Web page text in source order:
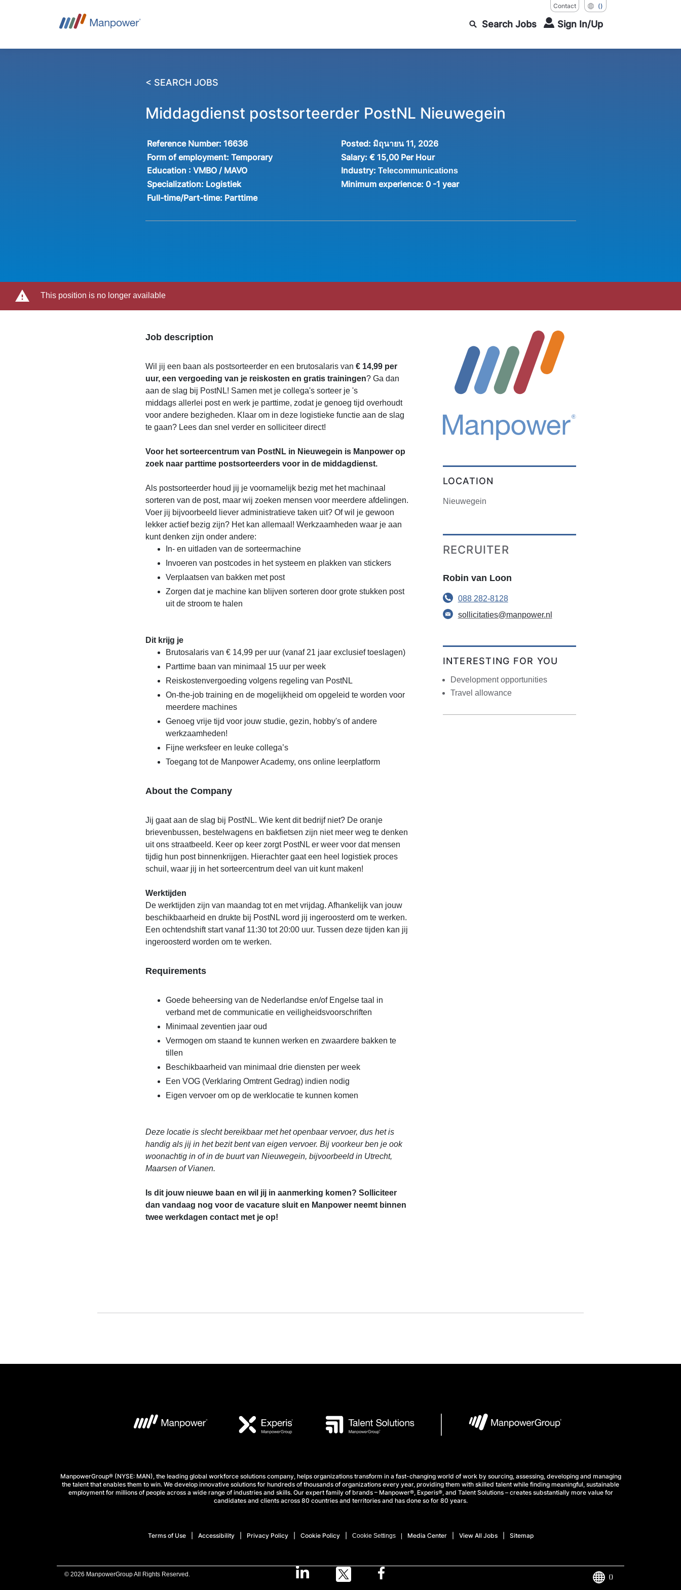
Contact ()
Search Jobs Sign In/Up
< SEARCH JOBS
Middagdienst postsorteerder PostNL Nieuwegein
Reference Number: 16636 Posted: มิถุนายน 11, 2026
Form of employment:Temporary Salary: € 15,00 Per Hour
Education : VMBO / MAVO Industry: Telecommunications
Specialization: Logistiek Minimum experience: 0 -1 year
Full-time/Part-time: Parttime
This position is no longer available
Job description
Wil jij een baan als postsorteerder en een brutosalaris van € 14,99 per
uur, een vergoeding van je reiskosten en gratis trainingen? Ga dan
aan de slag bij PostNL! Samen met je collega's sorteer je 's
middags allerlei post en werk je parttime, zodat je genoeg tijd overhoudt
voor andere bezigheden. Klaar om in deze logistieke functie aan de slag
te gaan? Lees dan snel verder en solliciteer direct!
Voor het sorteercentrum van PostNL in Nieuwegein is Manpower op
zoek naar parttime postsorteerders voor in de middagdienst.
Als postsorteerder houd jij je voornamelijk bezig met het machinaal
sorteren van de post, maar wij zoeken mensen voor meerdere afdelingen.
Voer jij bijvoorbeeld liever administratieve taken uit? Of wil je gewoon
lekker actief bezig zijn? Het kan allemaal! Werkzaamheden waar je aan
kunt denken zijn onder andere:
In- en uitladen van de sorteermachine
Invoeren van postcodes in het systeem en plakken van stickers
Verplaatsen van bakken met post
Zorgen dat je machine kan blijven sorteren door grote stukken post
uit de stroom te halen
Dit krijg je
Brutosalaris van € 14,99 per uur (vanaf 21 jaar exclusief toeslagen)
Parttime baan van minimaal 15 uur per week
Reiskostenvergoeding volgens regeling van PostNL
On-the-job training en de mogelijkheid om opgeleid te worden voor
meerdere machines
Genoeg vrije tijd voor jouw studie, gezin, hobby's of andere
werkzaamheden!
Fijne werksfeer en leuke collega’s
Toegang tot de Manpower Academy, ons online leerplatform
About the Company
Jij gaat aan de slag bij PostNL. Wie kent dit bedrijf niet? De oranje
brievenbussen, bestelwagens en bakfietsen zijn niet meer weg te denken
uit ons straatbeeld. Keer op keer zorgt PostNL er weer voor dat mensen
tijdig hun post binnenkrijgen. Hierachter gaat een heel logistiek proces
schuil, waar jij in het sorteercentrum deel van uit kunt maken!
Werktijden
De werktijden zijn van maandag tot en met vrijdag. Afhankelijk van jouw
beschikbaarheid en drukte bij PostNL word jij ingeroosterd om te werken.
Een ochtendshift start vanaf 11:30 tot 20:00 uur. Tussen deze tijden kan jij
ingeroosterd worden om te werken.
Requirements
Goede beheersing van de Nederlandse en/of Engelse taal in
verband met de communicatie en veiligheidsvoorschriften
Minimaal zeventien jaar oud
Vermogen om staand te kunnen werken en zwaardere bakken te
tillen
Beschikbaarheid van minimaal drie diensten per week
Een VOG (Verklaring Omtrent Gedrag) indien nodig
Eigen vervoer om op de werklocatie te kunnen komen
Deze locatie is slecht bereikbaar met het openbaar vervoer, dus het is
handig als jij in het bezit bent van eigen vervoer. Bij voorkeur ben je ook
woonachtig in of in de buurt van Nieuwegein, bijvoorbeeld in Utrecht,
Maarsen of Vianen.
Is dit jouw nieuwe baan en wil jij in aanmerking komen? Solliciteer
dan vandaag nog voor de vacature sluit en Manpower neemt binnen
twee werkdagen contact met je op!
LOCATION
Nieuwegein
RECRUITER
Robin van Loon
088 282-8128
sollicitaties@manpower.nl
INTERESTING FOR YOU
Development opportunities
Travel allowance
ManpowerGroup® (NYSE: MAN), the leading global workforce solutions company, helps organizations transform in a fast-changing world of work by sourcing, assessing, developing and managing
the talent that enables them to win. We develop innovative solutions for hundreds of thousands of organizations every year, providing them with skilled talent while finding meaningful, sustainable
employment for millions of people across a wide range of industries and skills. Our expert family of brands – Manpower®, Experis®, and Talent Solutions – creates substantially more value for
candidates and clients across 80 countries and territories and has done so for 80 years.
Terms of Use Accessibility Privacy Policy Cookie Policy Cookie Settings Media Center View All Jobs Sitemap
© 2026 ManpowerGroup All Rights Reserved. ()